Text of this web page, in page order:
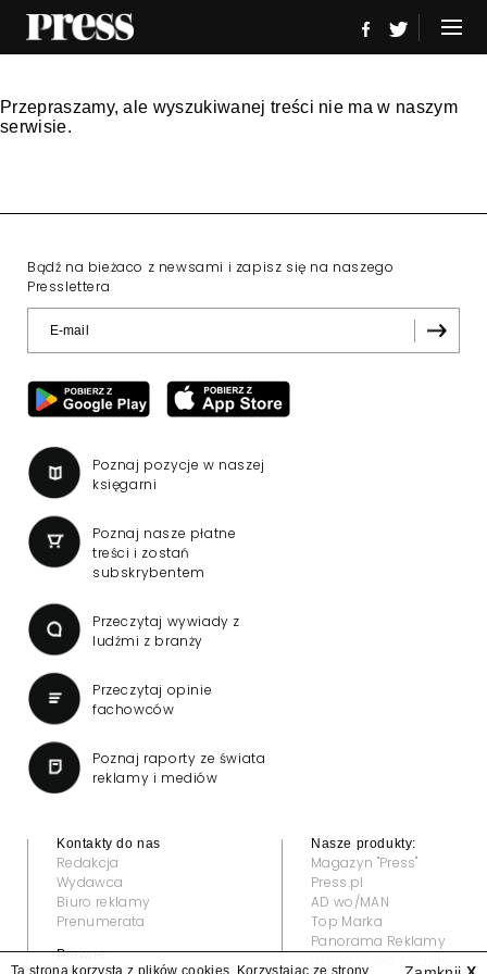
Przepraszamy, ale wyszukiwanej treści nie ma w naszym
serwisie.
Bądź na bieżaco z newsami i zapisz się na naszego
Presslettera
Poznaj pozycje w naszej
księgarni
Poznaj nasze płatne
treści i zostań
subskrybentem
Przeczytaj wywiady z
ludźmi z branży
Przeczytaj opinie
fachowców
Poznaj raporty ze świata
reklamy i mediów
Kontakty do nas
Redakcja
Wydawca
Biuro reklamy
Prenumerata
Prawne:
Nasze produkty:
Magazyn "Press"
Press.pl
AD wo/MAN
Top Marka
Panorama Reklamy
Ta strona korzysta z plików cookies. Korzystając ze strony